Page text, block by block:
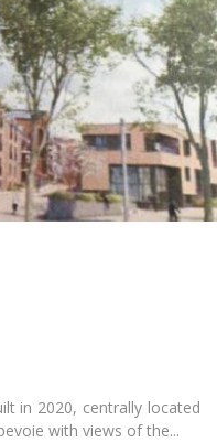
in 2020, centrally located
with views of the...
Huur:
1050 €
Kosten:
120 €
Duur:
per maand
Domiciliëring:
Toegelaten
Inrichting
Badkamer:
Privaat
Keuken:
(aparte kamer)
Oppervlakte:
60 m
2
Private kamers:
5